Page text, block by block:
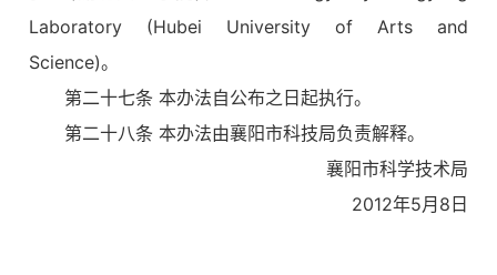
Laboratory (Hubei University of Arts and
Science)。
第二十七条 本办法自公布之日起执行。
第二十八条 本办法由襄阳市科技局负责解释。
襄阳市科学技术局
2012年5月8日